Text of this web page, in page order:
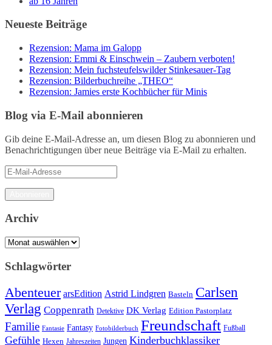
Neueste Beiträge
Rezension: Mama im Galopp
Rezension: Emmi & Einschwein – Zaubern verboten!
Rezension: Mein fuchsteufelswilder Stinkesauer-Tag
Rezension: Bilderbuchreihe „THEO“
Rezension: Jamies erste Kochbücher für Minis
Blog via E-Mail abonnieren
Gib deine E-Mail-Adresse an, um diesen Blog zu abonnieren und
Benachrichtigungen über neue Beiträge via E-Mail zu erhalten.
E-
Mail-
Adresse
Archiv
Archiv
Schlagwörter
Abenteuer arsEdition Astrid Lindgren Basteln Carlsen
Verlag Coppenrath Detektive DK Verlag Edition Pastorplatz
Familie Fantasie Fantasy Fotobilderbuch Freundschaft Fußball
Gefühle Hexen Jahreszeiten Jungen Kinderbuchklassiker